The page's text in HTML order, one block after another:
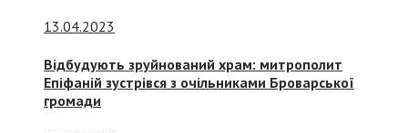
13.04.2023
Відбудують зруйнований храм: митрополит
Епіфаній зустрівся з очільниками Броварської
громади